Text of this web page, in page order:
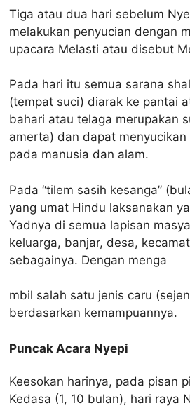
Tiga atau dua hari sebelum
melakukan penyucian dengan
upacara Melasti atau disebut
Pada hari itu semua sarana
(tempat suci) diarak ke pantai
bahari atau telaga merupakan
amerta) dan dapat
pada manusia dan alam.
Pada “tilem sasih kesanga”
yang umat Hindu laksanakan
Yadnya di semua lapisan
keluarga, banjar, desa,
sebagainya. Dengan menga
mbil salah satu jenis caru
berdasarkan kemampuannya.
Puncak Acara Nyepi
Keesokan harinya, pada pisan
Kedasa (1, 10 bulan), hari raya